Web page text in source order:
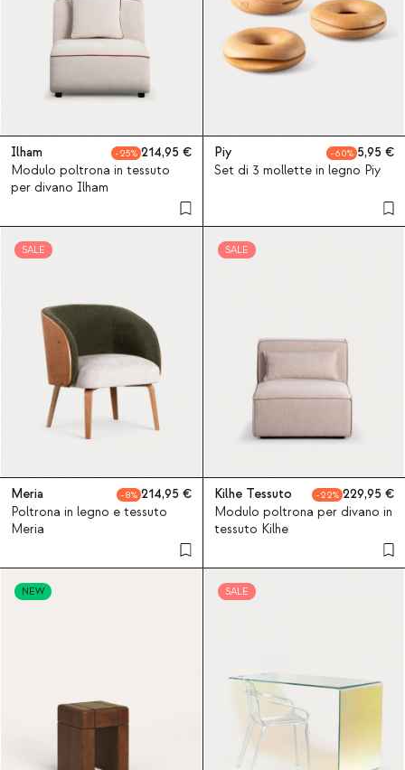
Ilham 25
214,95
Modulo poltrona in tessuto
per divano Ilham
Piy 60
5,95
Set di 3 mollette in legno Piy
SALE
Meria 8
214,95
Poltrona in legno e tessuto
Meria
SALE
Kilhe Tessuto 22
229,95
Modulo poltrona per divano in
tessuto Kilhe
NEW SALE